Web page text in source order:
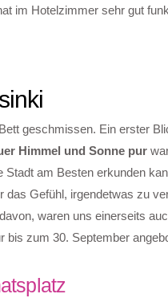
im Hotelzimmer sehr gut
geschmissen. Ein erster
Himmel und Sonne pur
am Besten erkunden
Gefühl, irgendetwas zu
waren uns einerseits
zum 30. September